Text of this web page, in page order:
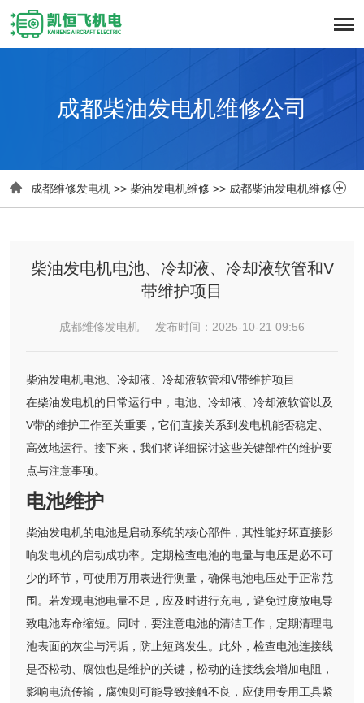
成都柴油发电机维修公司
 成都维修发电机 >> 柴油发电机维修 >> 成都柴油发电机维修
柴油发电机电池、冷却液、冷却液软管和V
带维护项目
成都维修发电机 发布时间：2025-10-21 09:56
柴油发电机电池、冷却液、冷却液软管和V带维护项目
在柴油发电机的日常运行中，电池、冷却液、冷却液软管以及
V带的维护工作至关重要，它们直接关系到发电机能否稳定、
高效地运行。接下来，我们将详细探讨这些关键部件的维护要
点与注意事项。
电池维护
柴油发电机的电池是启动系统的核心部件，其性能好坏直接影
响发电机的启动成功率。定期检查电池的电量与电压是必不可
少的环节，可使用万用表进行测量，确保电池电压处于正常范
围。若发现电池电量不足，应及时进行充电，避免过度放电导
致电池寿命缩短。同时，要注意电池的清洁工作，定期清理电
池表面的灰尘与污垢，防止短路发生。此外，检查电池连接线
是否松动、腐蚀也是维护的关键，松动的连接线会增加电阻，
影响电流传输，腐蚀则可能导致接触不良，应使用专用工具紧